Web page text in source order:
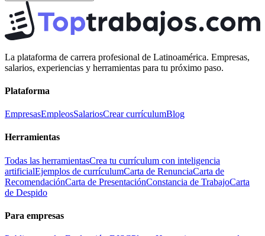
La plataforma de carrera profesional de Latinoamérica. Empresas,
salarios, experiencias y herramientas para tu próximo paso.
Plataforma
EmpresasEmpleosSalariosCrear currículumBlog
Herramientas
Todas las herramientasCrea tu currículum con inteligencia
artificialEjemplos de currículumCarta de RenunciaCarta de
RecomendaciónCarta de PresentaciónConstancia de TrabajoCarta
de Despido
Para empresas